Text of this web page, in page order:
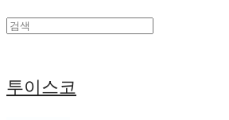
투이스코